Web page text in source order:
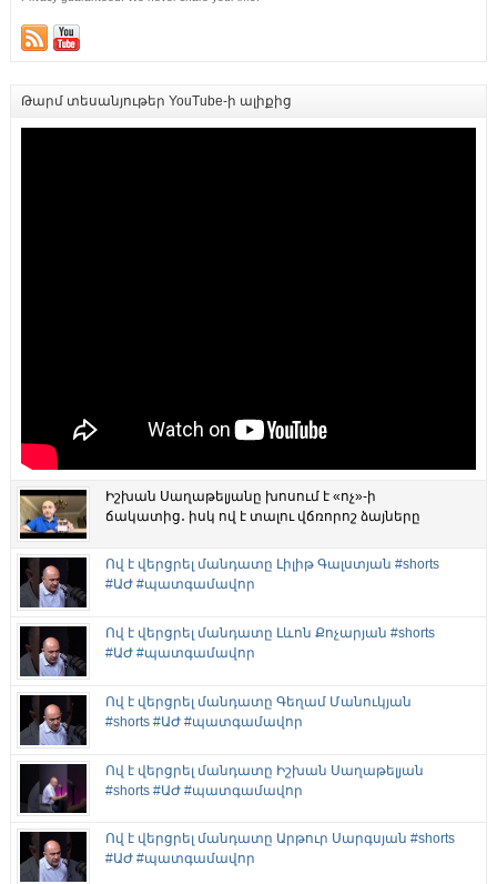
Թարմ տեսանյութեր YouTube-ի ալիքից
Իշխան Սաղաթելյանը խոսում է «ոչ»-ի
ճակատից․ իսկ ով է տալու վճռորոշ ձայները
Ով է վերցրել մանդատը Լիլիթ Գալստյան #shorts
#ԱԺ #պատգամավոր
Ով է վերցրել մանդատը Լևոն Քոչարյան #shorts
#ԱԺ #պատգամավոր
Ով է վերցրել մանդատը Գեղամ Մանուկյան
#shorts #ԱԺ #պատգամավոր
Ով է վերցրել մանդատը Իշխան Սաղաթելյան
#shorts #ԱԺ #պատգամավոր
Ով է վերցրել մանդատը Արթուր Սարգսյան #shorts
#ԱԺ #պատգամավոր